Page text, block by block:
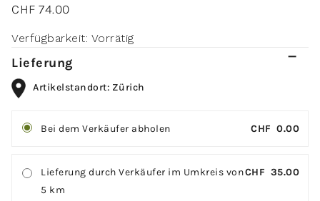
CHF 74.00
Verfügbarkeit: Vorrätig
Lieferung
Artikelstandort: Zürich
Bei dem Verkäufer abholen CHF 0.00
Lieferung durch Verkäufer im Umkreis von
5 km
CHF 35.00